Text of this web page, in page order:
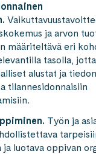
ja arvon
määriteltävä eri
tasolla, jotta
alustat ja
tilannesidonnaisiin
Työn ja
ja luotava oppivan